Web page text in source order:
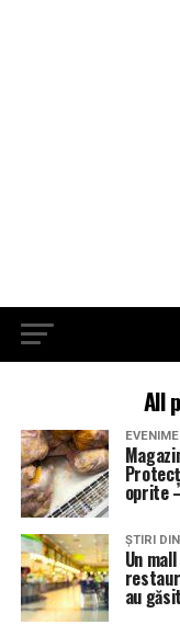
All
oprite
ŞTIRI
Un
au